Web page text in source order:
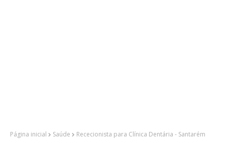
Página inicial Saúde Rececionista para Clínica Dentária - Santarém